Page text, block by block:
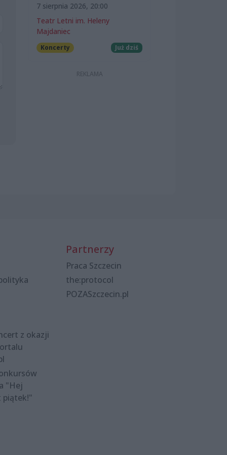
7 sierpnia 2026, 20:00
Teatr Letni im. Heleny
Majdaniec
Koncerty Już dziś
z okazji
"Hej
piątek!"
Partnerzy
Praca Szczecin
the:protocol
POZASzczecin.pl